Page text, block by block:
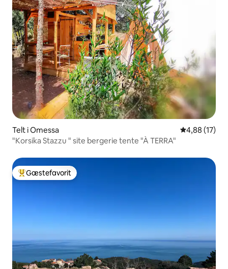
Telt i Omessa 4,88 ud af 5
4,88 (17)
"Korsika Stazzu " site bergerie tente "À TERRA"
Bedste gæstefavorit
Gæstefavorit